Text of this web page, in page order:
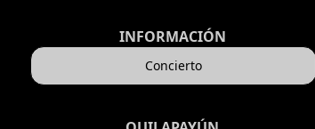
INFORMACIÓN
Concierto